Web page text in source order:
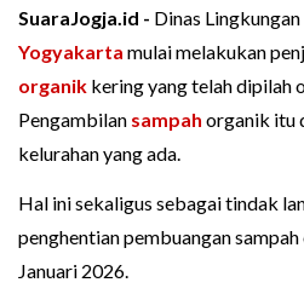
SuaraJogja.id - Dinas
Yogyakarta mulai melakukan
organik kering yang telah dipilah
Pengambilan sampah organik itu
kelurahan yang ada.
Hal ini sekaligus sebagai tindak
penghentian pembuangan
Januari 2026.